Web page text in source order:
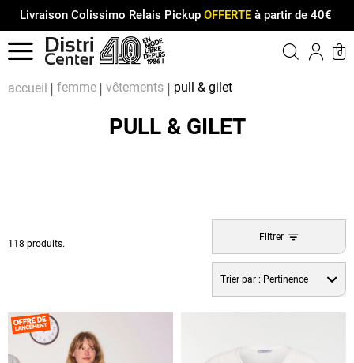
Livraison Colissimo Relais Pickup OFFERTEà partir de 40€
Menu
0
accueil femme vêtements pull & gilet
PULL & GILET
118 produits.
Filtrer
Trier par : Pertinence